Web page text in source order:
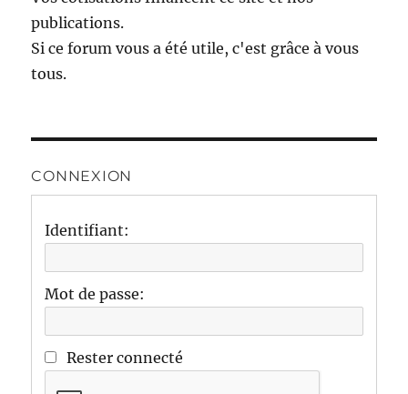
publications.
Si ce forum vous a été utile, c'est grâce à vous
tous.
CONNEXION
Identifiant:
Mot de passe:
Rester connecté